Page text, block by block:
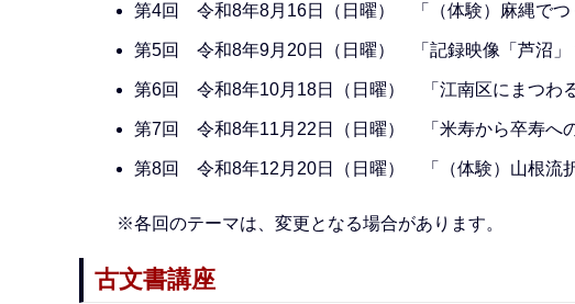
第4回 令和8年8月16日（日曜） 「（体験）麻縄でつ
第5回 令和8年9月20日（日曜） 「記録映像「芦沼」
第6回 令和8年10月18日（日曜） 「江南区にまつわる
第7回 令和8年11月22日（日曜） 「米寿から卒寿への
第8回 令和8年12月20日（日曜） 「（体験）山根流折
※各回のテーマは、変更となる場合があります。
古文書講座